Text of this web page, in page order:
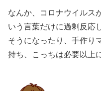
なんか、コロナウイルス
いう言葉だけに過剰反応
そうになったり、手作り
持ち、こっちは必要以上